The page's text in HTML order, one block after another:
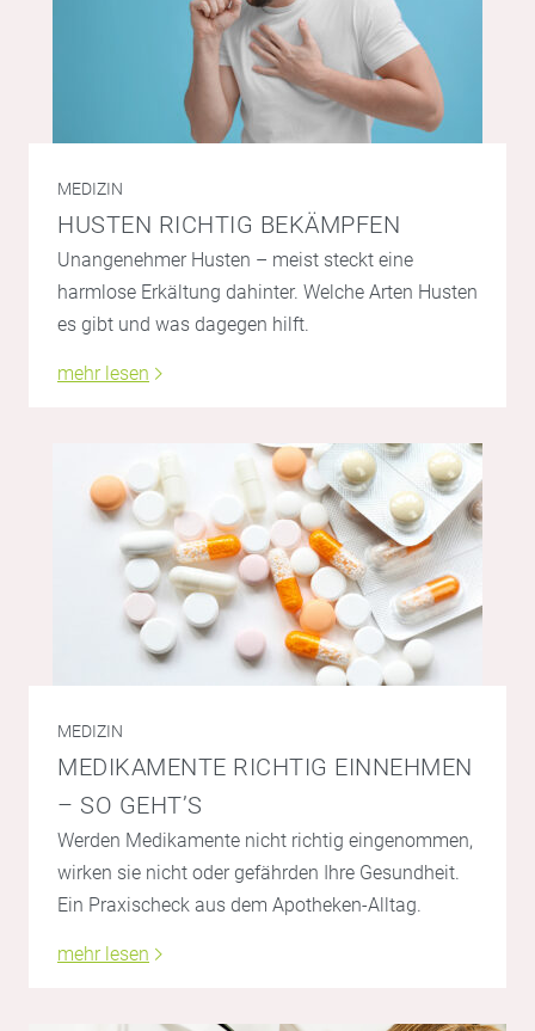
MEDIZIN
HUSTEN RICHTIG BEKÄMPFEN
Unangenehmer Husten – meist steckt eine
harmlose Erkältung dahinter. Welche Arten Husten
es gibt und was dagegen hilft.
mehr lesen
MEDIZIN
MEDIKAMENTE RICHTIG EINNEHMEN
– SO GEHT’S
Werden Medikamente nicht richtig eingenommen,
wirken sie nicht oder gefährden Ihre Gesundheit.
Ein Praxischeck aus dem Apotheken-Alltag.
mehr lesen